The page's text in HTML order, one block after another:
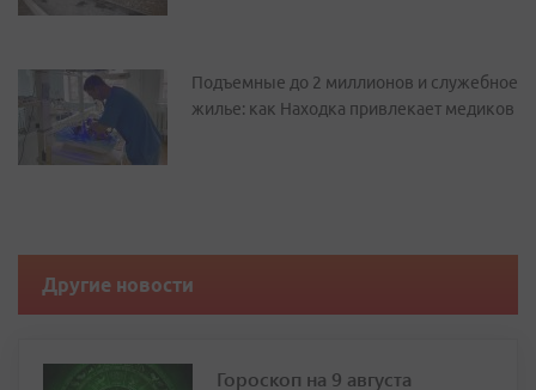
Подъемные до 2 миллионов и служебное
жилье: как Находка привлекает медиков
Другие новости
Гороскоп на 9 августа